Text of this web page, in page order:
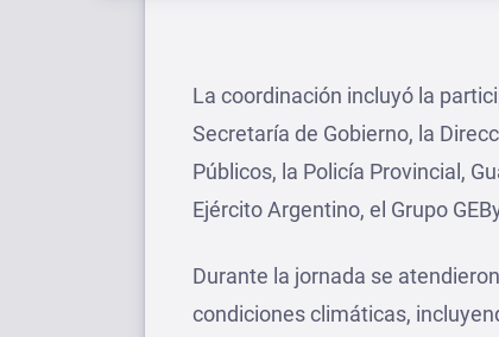
La coordinación incluyó la
Secretaría de Gobierno, la
Públicos, la Policía Provincial,
Ejército Argentino, el Grupo
Durante la jornada se
condiciones climáticas,